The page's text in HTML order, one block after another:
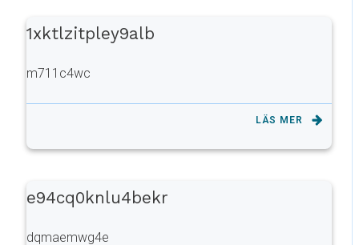
1xktlzitpley9alb
m711c4wc
LÄS MER
e94cq0knlu4bekr
dqmaemwg4e